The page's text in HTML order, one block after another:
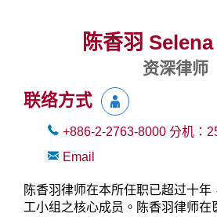
陈香羽
资深律师
联络方式
+886-2-2763-8000 分机：
Email
陈香羽律师在本所任职已超过十
工小组之核心成员。陈香羽律师在